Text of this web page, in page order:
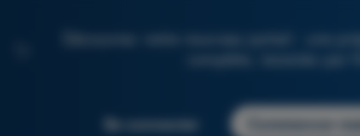
Découvrez notre nouveau portail : une
Se connecter Commencer